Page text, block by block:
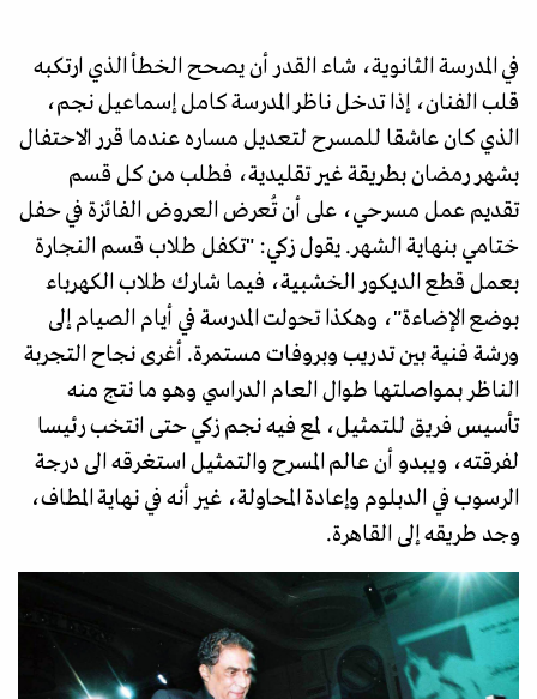
في المدرسة الثانوية، شاء القدر أن يصحح الخطأ الذي ارتكبه
قلب الفنان، إذا تدخل ناظر المدرسة كامل إسماعيل نجم،
الذي كان عاشقا للمسرح لتعديل مساره عندما قرر الاحتفال
بشهر رمضان بطريقة غير تقليدية، فطلب من كل قسم
تقديم عمل مسرحي، على أن تُعرض العروض الفائزة في حفل
ختامي بنهاية الشهر. يقول زكي: "تكفل طلاب قسم النجارة
بعمل قطع الديكور الخشبية، فيما شارك طلاب الكهرباء
بوضع الإضاءة"، وهكذا تحولت المدرسة في أيام الصيام إلى
ورشة فنية بين تدريب وبروفات مستمرة. أغرى نجاح التجربة
الناظر بمواصلتها طوال العام الدراسي وهو ما نتج منه
تأسيس فريق للتمثيل، لمع فيه نجم زكي حتى انتخب رئيسا
لفرقته، ويبدو أن عالم المسرح والتمثيل استغرقه الى درجة
الرسوب في الدبلوم وإعادة المحاولة، غير أنه في نهاية المطاف،
وجد طريقه إلى القاهرة.